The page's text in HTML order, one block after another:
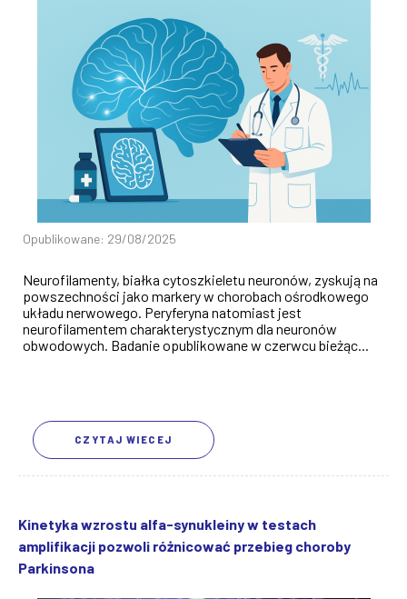
Opublikowane: 29/08/2025
Neurofilamenty, białka cytoszkieletu neuronów, zyskują na
powszechności jako markery w chorobach ośrodkowego
układu nerwowego. Peryferyna natomiast jest
neurofilamentem charakterystycznym dla neuronów
obwodowych. Badanie opublikowane w czerwcu bieżąc...
CZYTAJ WIECEJ
Kinetyka wzrostu alfa-synukleiny w testach
amplifikacji pozwoli różnicować przebieg choroby
Parkinsona